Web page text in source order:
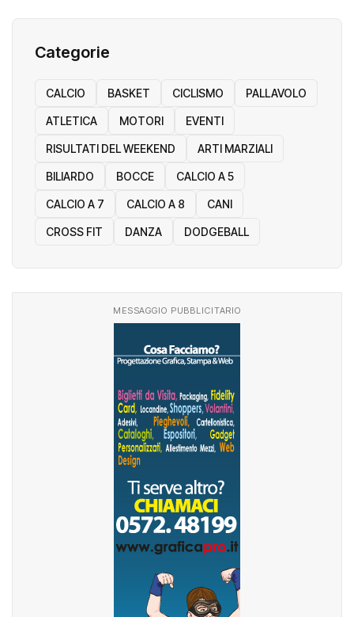
Categorie
CALCIO BASKET CICLISMO PALLAVOLO
ATLETICA MOTORI EVENTI
RISULTATI DEL WEEKEND ARTI MARZIALI
BILIARDO BOCCE CALCIO A 5
CALCIO A 7 CALCIO A 8 CANI
CROSS FIT DANZA DODGEBALL
MESSAGGIO PUBBLICITARIO